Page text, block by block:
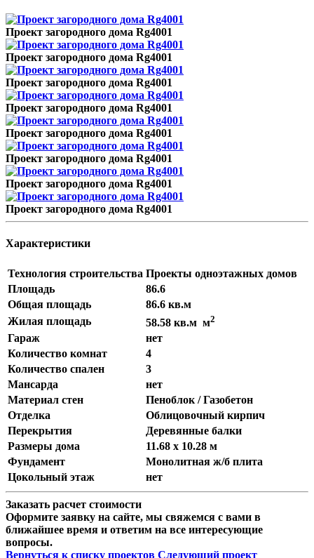
Проект загородного дома Rg4001
Проект загородного дома Rg4001
Проект загородного дома Rg4001
Проект загородного дома Rg4001
Проект загородного дома Rg4001
Проект загородного дома Rg4001
Проект загородного дома Rg4001
Проект загородного дома Rg4001
Характеристики
Технология строительства Проекты одноэтажных домов
Площадь
86.6
Общая площадь
86.6 кв.м
Жилая площадь
58.58 кв.м м2
Гараж
нет
Количество комнат
4
Количество спален
3
Мансарда
нет
Материал стен
Пеноблок / Газобетон
Отделка
Облицовочный кирпич
Перекрытия
Деревянные балки
Размеры дома
11.68 x 10.28 м
Фундамент
Монолитная ж/б плита
Цокольный этаж
нет
Заказать расчет стоимости
Оформите заявку на сайте, мы свяжемся с вами в
ближайшее время и ответим на все интересующие
вопросы.
Вернуться к списку проектов Следующий проект